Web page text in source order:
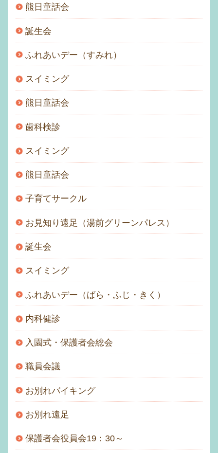
熊日童話会
誕生会
ふれあいデー（すみれ）
スイミング
熊日童話会
歯科検診
スイミング
熊日童話会
子育てサークル
お見知り遠足（湯前グリーンパレス）
誕生会
スイミング
ふれあいデー（ばら・ふじ・きく）
内科健診
入園式・保護者会総会
職員会議
お別れバイキング
お別れ遠足
保護者会役員会19：30～